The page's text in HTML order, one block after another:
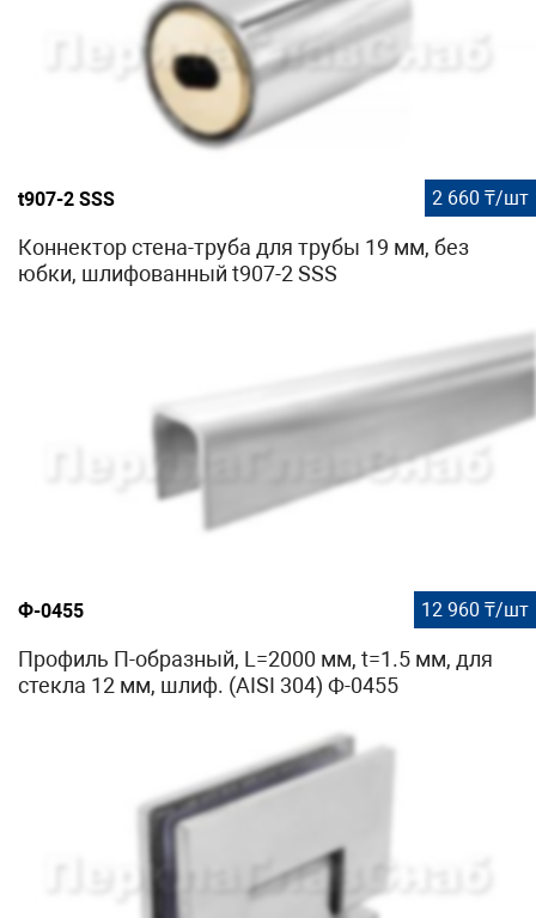
t907-2 SSS 2 660 ₸/шт
Коннектор стена-труба для трубы 19 мм, без
юбки, шлифованный t907-2 SSS
Ф-0455 12 960 ₸/шт
Профиль П-образный, L=2000 мм, t=1.5 мм, для
стекла 12 мм, шлиф. (AISI 304) Ф-0455